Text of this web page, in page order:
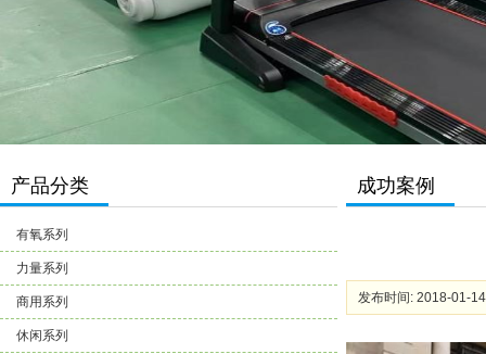
产品分类
有氧系列
力量系列
商用系列
休闲系列
成功案例
发布时间: 2018-01-